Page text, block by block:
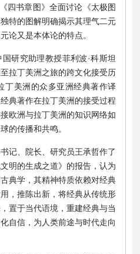
四书章图》全面讨论《太极图
特的图解明确揭示其理气二元
论又是本体论的特点。
研究助理教授菲利波·科斯坦
拉丁美洲之旅的跨文化接受历
丁美洲的众多亚洲经典著作译
典著作在拉丁美洲的接受过程
欧洲与拉丁美洲的知识网络如
的传播和共鸣。
记、院长、研究员王承哲作了
明的生成之道》的报告，认为
典学，其精神特质依赖对经典
，推陈出新，将经典从传统形
置于当代语境，重建经典与当
自信，为人类前途与时代走向